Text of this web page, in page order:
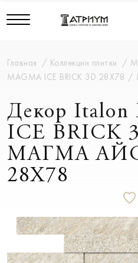
Главная Коллекции плитки
MAGMA ICE BRICK 3D
Декор Italon
ICE BRICK
МАГМА
28X78